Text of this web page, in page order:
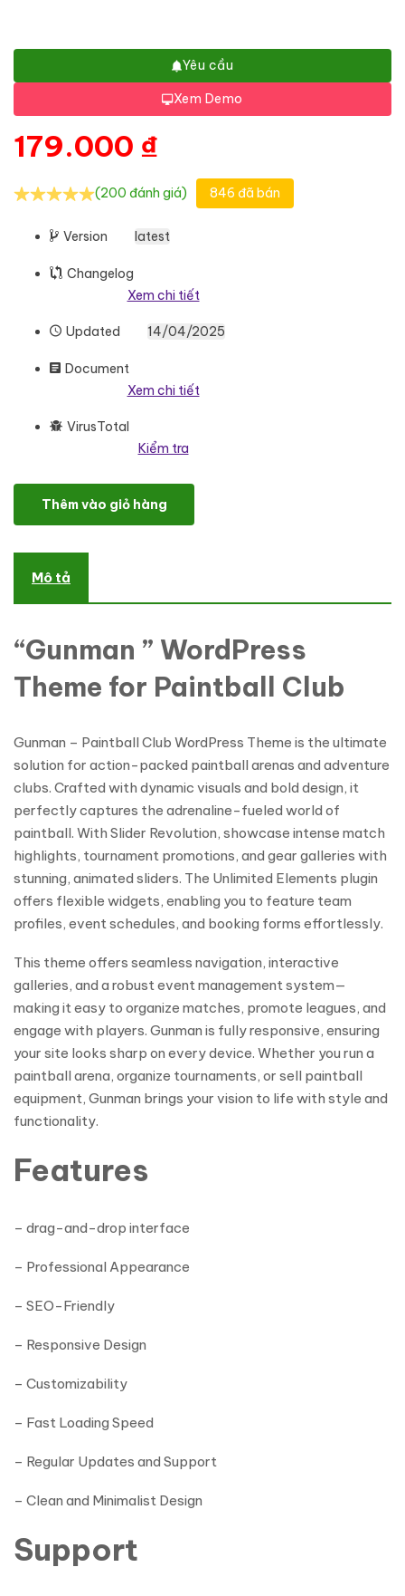
Yêu cầu
Xem Demo
179.000 ₫
(200 đánh giá) 846 đã bán
Version latest
Changelog
Xem chi tiết
Updated 14/04/2025
Document
Xem chi tiết
VirusTotal
Kiểm tra
Gunman - Paintball Club WordPress Elementor Theme
Thêm vào giỏ hàng
Mô tả
“Gunman ” WordPress
Theme for Paintball Club
Gunman – Paintball Club WordPress Theme is the ultimate
solution for action-packed paintball arenas and adventure
clubs. Crafted with dynamic visuals and bold design, it
perfectly captures the adrenaline-fueled world of
paintball. With Slider Revolution, showcase intense match
highlights, tournament promotions, and gear galleries with
stunning, animated sliders. The Unlimited Elements plugin
offers flexible widgets, enabling you to feature team
profiles, event schedules, and booking forms effortlessly.
This theme offers seamless navigation, interactive
galleries, and a robust event management system—
making it easy to organize matches, promote leagues, and
engage with players. Gunman is fully responsive, ensuring
your site looks sharp on every device. Whether you run a
paintball arena, organize tournaments, or sell paintball
equipment, Gunman brings your vision to life with style and
functionality.
Features
– drag-and-drop interface
– Professional Appearance
– SEO-Friendly
– Responsive Design
– Customizability
– Fast Loading Speed
– Regular Updates and Support
– Clean and Minimalist Design
Support